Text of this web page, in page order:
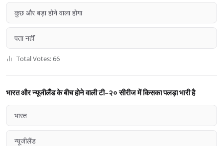
कुछ और बड़ा होने वाला होगा
पता नहीं
Total Votes: 66
भारत और न्यूजीलैंड के बीच होने वाली टी-२० सीरीज में किसका पलड़ा भारी है
भारत
न्यूजीलैंड